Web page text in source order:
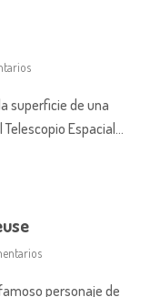
superficie de una
Espacial…
personaje de